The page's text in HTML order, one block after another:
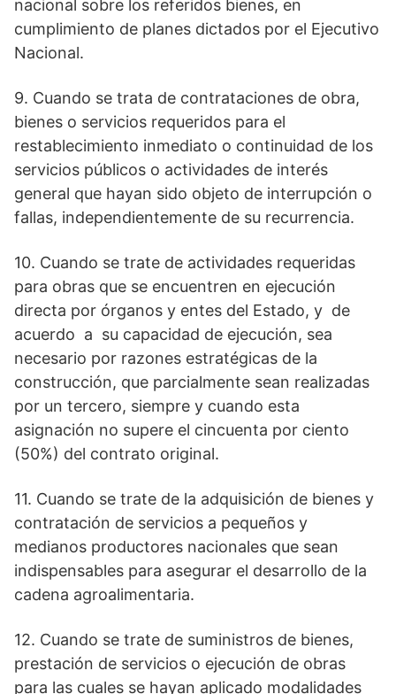
nacional sobre los referidos bienes, en
cumplimiento de planes dictados por el Ejecutivo
Nacional.
9. Cuando se trata de contrataciones de obra,
bienes o servicios requeridos para el
restablecimiento inmediato o continuidad de los
servicios públicos o actividades de interés
general que hayan sido objeto de interrupción o
fallas, independientemente de su recurrencia.
10. Cuando se trate de actividades requeridas
para obras que se encuentren en ejecución
directa por órganos y entes del Estado, y de
acuerdo a su capacidad de ejecución, sea
necesario por razones estratégicas de la
construcción, que parcialmente sean realizadas
por un tercero, siempre y cuando esta
asignación no supere el cincuenta por ciento
(50%) del contrato original.
11. Cuando se trate de la adquisición de bienes y
contratación de servicios a pequeños y
medianos productores nacionales que sean
indispensables para asegurar el desarrollo de la
cadena agroalimentaria.
12. Cuando se trate de suministros de bienes,
prestación de servicios o ejecución de obras
para las cuales se hayan aplicado modalidades